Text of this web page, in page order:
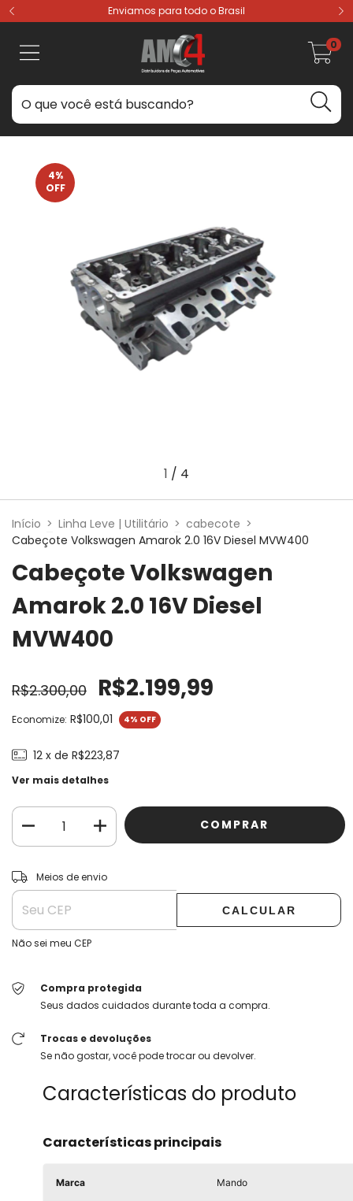
Enviamos para todo o Brasil
0
4%
OFF
1 / 4
Início > Linha Leve | Utilitário > cabecote >
Cabeçote Volkswagen Amarok 2.0 16V Diesel MVW400
Cabeçote Volkswagen
Amarok 2.0 16V Diesel
MVW400
R$2.300,00 R$2.199,99
Economize: R$100,01 4% OFF
12 x de R$223,87
Ver mais detalhes
Entregas para o CEP:
Meios de envio
CALCULAR
Não sei meu CEP
Compra protegida
Seus dados cuidados durante toda a compra.
Trocas e devoluções
Se não gostar, você pode trocar ou devolver.
Características do produto
Características principais
Marca Mando